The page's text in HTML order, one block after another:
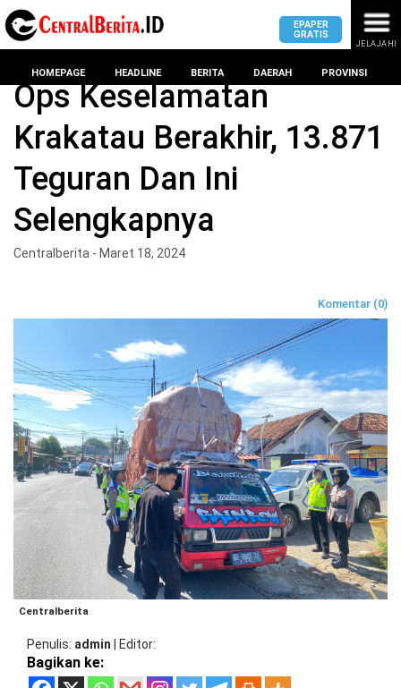
MASUK
DAERAH
KOTA
PESAWARAN
TANGGAMUS
PRINGSEWU
LAMPUNG
SELATAN
LAMPUNG
TENGAH
BARAT
DPRD
LAMPUNG
DPRD
METRO
DPRD
PESAWARAN
DPRD
TANGGAMUS
DPRD
PRINGSEWU
DPRD
LAMSEL
PROVINSI
LAMPUNG
JAWAB
BARAT
DKI
JAKARTA
EPAPER
GRATIS
JELAJAHI
HOMEPAGE HEADLINE BERITA DAERAH PROVINSI
Ops Keselamatan
Krakatau Berakhir, 13.871
Teguran Dan Ini
Selengkapnya
Centralberita - Maret 18, 2024
Komentar (0)
Centralberita
Penulis admin | Editor
Bagikan ke: